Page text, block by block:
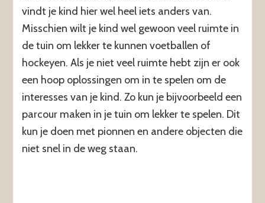
vindt je kind hier wel heel iets anders van.
Misschien wilt je kind wel gewoon veel ruimte in
de tuin om lekker te kunnen voetballen of
hockeyen. Als je niet veel ruimte hebt zijn er ook
een hoop oplossingen om in te spelen om de
interesses van je kind. Zo kun je bijvoorbeeld een
parcour maken in je tuin om lekker te spelen. Dit
kun je doen met pionnen en andere objecten die
niet snel in de weg staan.